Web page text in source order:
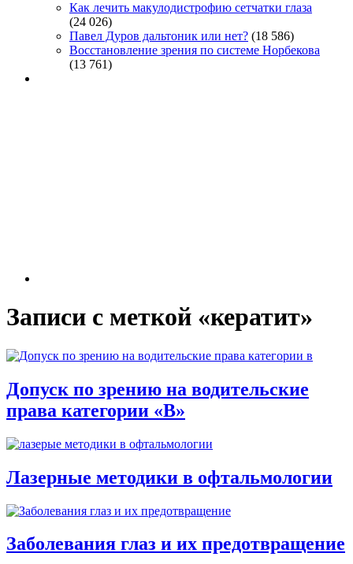
Как лечить макулодистрофию сетчатки глаза
(24 026)
Павел Дуров дальтоник или нет? (18 586)
Восстановление зрения по системе Норбекова
(13 761)
Записи с меткой «кератит»
Допуск по зрению на водительские
права категории «В»
Лазерные методики в офтальмологии
Заболевания глаз и их предотвращение